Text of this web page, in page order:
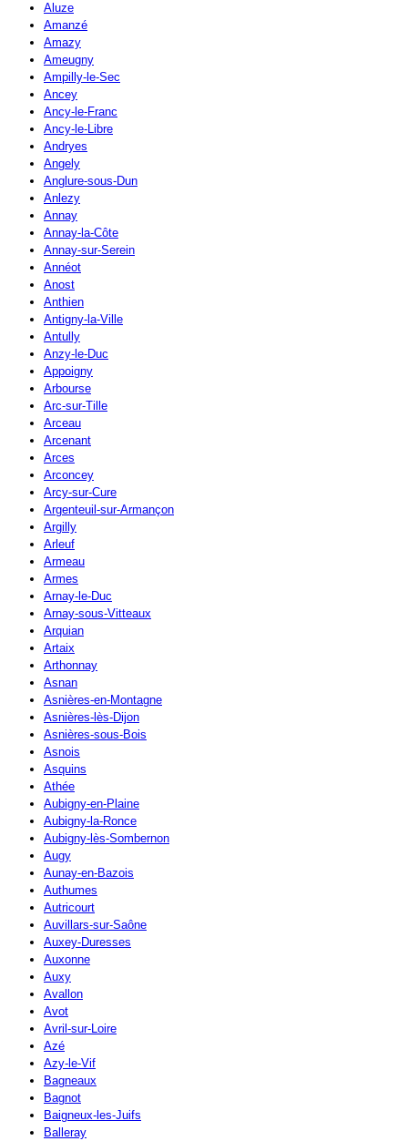
Aluze
Amanzé
Amazy
Ameugny
Ampilly-le-Sec
Ancey
Ancy-le-Franc
Ancy-le-Libre
Andryes
Angely
Anglure-sous-Dun
Anlezy
Annay
Annay-la-Côte
Annay-sur-Serein
Annéot
Anost
Anthien
Antigny-la-Ville
Antully
Anzy-le-Duc
Appoigny
Arbourse
Arc-sur-Tille
Arceau
Arcenant
Arces
Arconcey
Arcy-sur-Cure
Argenteuil-sur-Armançon
Argilly
Arleuf
Armeau
Armes
Arnay-le-Duc
Arnay-sous-Vitteaux
Arquian
Artaix
Arthonnay
Asnan
Asnières-en-Montagne
Asnières-lès-Dijon
Asnières-sous-Bois
Asnois
Asquins
Athée
Aubigny-en-Plaine
Aubigny-la-Ronce
Aubigny-lès-Sombernon
Augy
Aunay-en-Bazois
Authumes
Autricourt
Auvillars-sur-Saône
Auxey-Duresses
Auxonne
Auxy
Avallon
Avot
Avril-sur-Loire
Azé
Azy-le-Vif
Bagneaux
Bagnot
Baigneux-les-Juifs
Balleray